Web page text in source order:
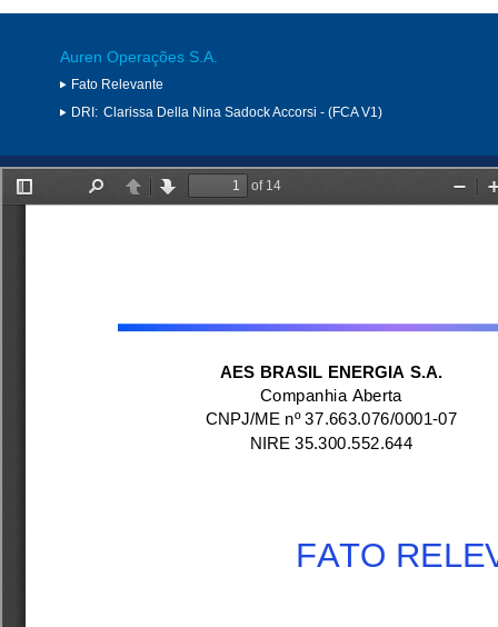
Auren Operações S.A.
Fato Relevante
DRI: Clarissa Della Nina Sadock Accorsi - (FCA V1)